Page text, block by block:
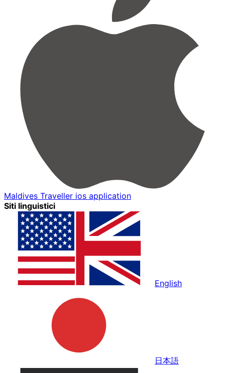
Maldives Traveller ios application
Siti linguistici
English
日本語